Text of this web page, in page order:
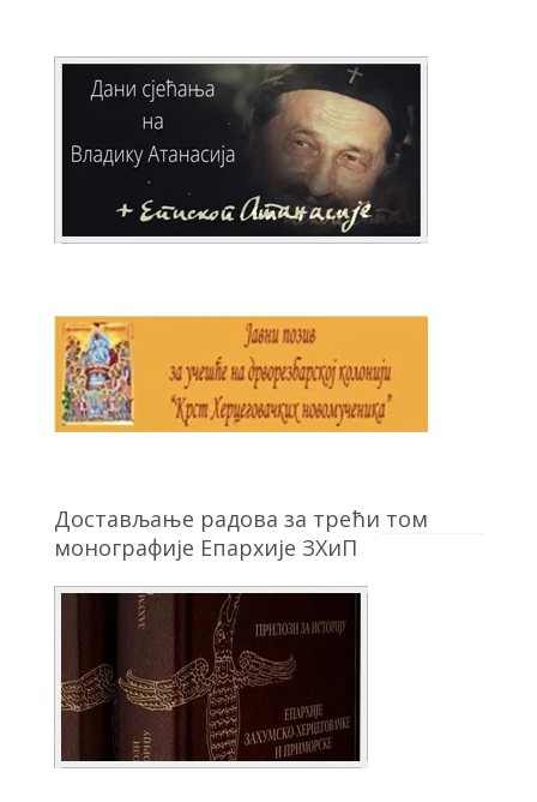
Достављање радова за трећи том
монографије Епархије ЗХиП